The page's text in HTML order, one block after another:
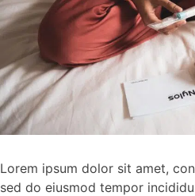
Lorem ipsum dolor sit amet,
sed do eiusmod tempor